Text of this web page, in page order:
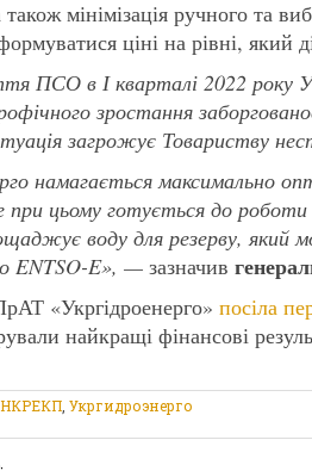
мінімізація ручного та
ціні на рівні, який
ПСО в І кварталі 2022 року
зростання
загрожує Товариству
намагається максимально
при цьому готується до
воду для резерву, який
ENTSO-E», — зазначив
«Укргідроенерго» посіла
найкращі фінансові
НКРЕКП Укргидроэнерго